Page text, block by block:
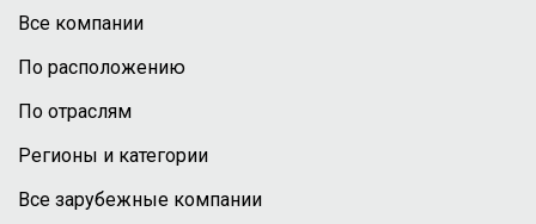
Все компании
По расположению
По отраслям
Регионы и категории
Все зарубежные компании